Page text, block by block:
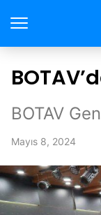
BOTAV
Mayıs 8, 2024